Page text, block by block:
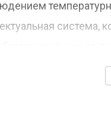
система,
мощности, а так же